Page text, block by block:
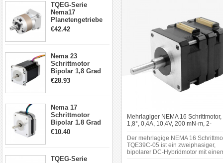
TQEG-Serie
Nema17
Planetengetriebe
5:1 Spiel 15Arc-
€42.42
Nema 23
Schrittmotor
Bipolar 1,8 Grad
2,83Nm 4 A 2,26V
€28.93
Nema 17
Schrittmotor
Bipolar 1.8 Grad
8.7Ncm 1A 3.5V 4
€10.40
TQEG-Serie
Maschinen eingesetzt, die
täglich im privaten oder
gewerblichen Bereich
verwendet werden.
Anwendungen finden sich
unter anderem in
Fahrkartenautomaten,
medizinischen Geräten,
Unterhaltungselektronik und
weiteren Bereichen.
Mehrlagiger NEMA 16 Schrittmotor,
1,8°, 0,4A, 10,4V, 200 mN·m, 2-
Der mehrlagige NEMA 16
TQE39C-05 ist ein zweiphasiger,
bipolarer DC-Hybridmotor mit